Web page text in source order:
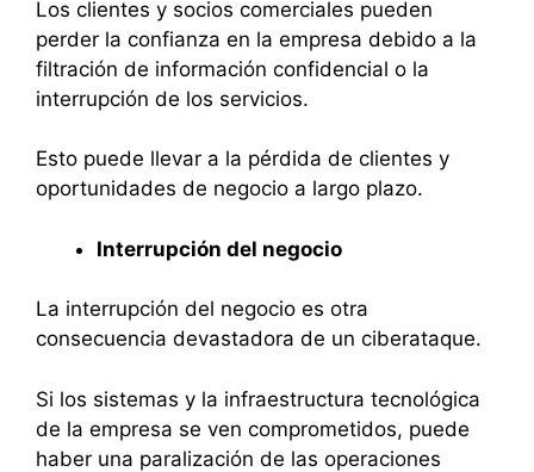
Los clientes y socios comerciales pueden
perder la confianza en la empresa debido a la
filtración de información confidencial o la
interrupción de los servicios.
Esto puede llevar a la pérdida de clientes y
oportunidades de negocio a largo plazo.
Interrupción del negocio
La interrupción del negocio es otra
consecuencia devastadora de un ciberataque.
Si los sistemas y la infraestructura tecnológica
de la empresa se ven comprometidos, puede
haber una paralización de las operaciones